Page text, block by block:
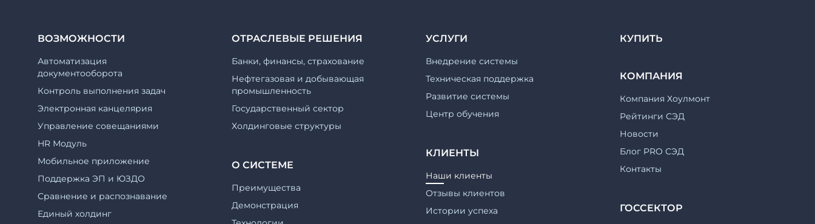
ВОЗМОЖНОСТИ
Автоматизация
документооборота
Контроль выполнения задач
Электронная канцелярия
Управление совещаниями
HR Модуль
Мобильное приложение
Поддержка ЭП и ЮЗДО
Cравнение и распознавание
Единый холдинг
ОТРАСЛЕВЫЕ РЕШЕНИЯ
Банки, финансы, страхование
Нефтегазовая и добывающая
промышленность
Государственный сектор
Холдинговые структуры
О СИСТЕМЕ
Преимущества
Демонстрация
УСЛУГИ
Внедрение системы
Техническая поддержка
Развитие системы
Центр обучения
КЛИЕНТЫ
Наши клиенты
Отзывы клиентов
Истории успеха
КУПИТЬ
КОМПАНИЯ
Компания Хоулмонт
Рейтинги СЭД
Новости
Блог PRO СЭД
Контакты
ГОССЕКТОР